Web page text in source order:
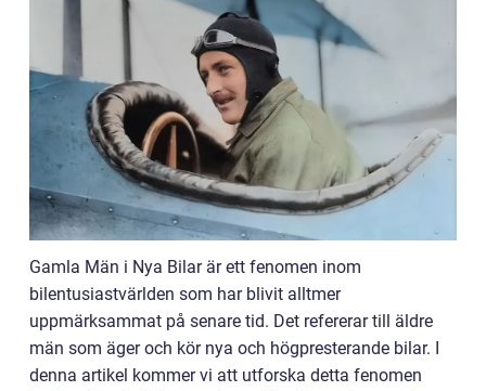
Gamla Män i Nya Bilar är ett fenomen inom
bilentusiastvärlden som har blivit alltmer
uppmärksammat på senare tid. Det refererar till äldre
män som äger och kör nya och högpresterande bilar. I
denna artikel kommer vi att utforska detta fenomen